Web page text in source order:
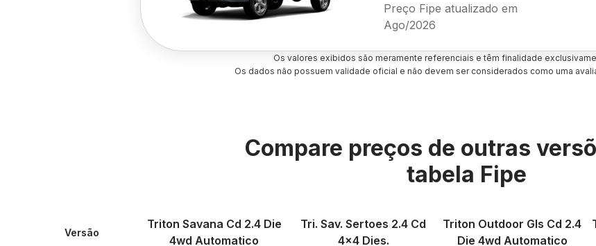
Preço Fipe atualizado em
Ago/2026
Os valores exibidos são meramente referenciais e têm finalidade
Os dados não possuem validade oficial e não devem ser considerados como uma
Compare preços de outras
tabela Fipe
Versão
Triton Savana Cd 2.4 Die
4wd Automatico
Tri. Sav. Sertoes 2.4 Cd
4x4 Dies.
Triton Outdoor Gls Cd 2.4
Die 4wd Automatico